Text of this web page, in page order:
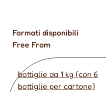
Formati disponibili
Free From
bottiglie da 1 kg (con 6
bottiglie per cartone)